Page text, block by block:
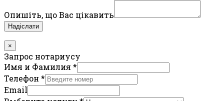
Опишіть, що Вас цікавить
Надіслати
×
Запрос нотариусу
Имя и Фамилия *
Телефон *
Email